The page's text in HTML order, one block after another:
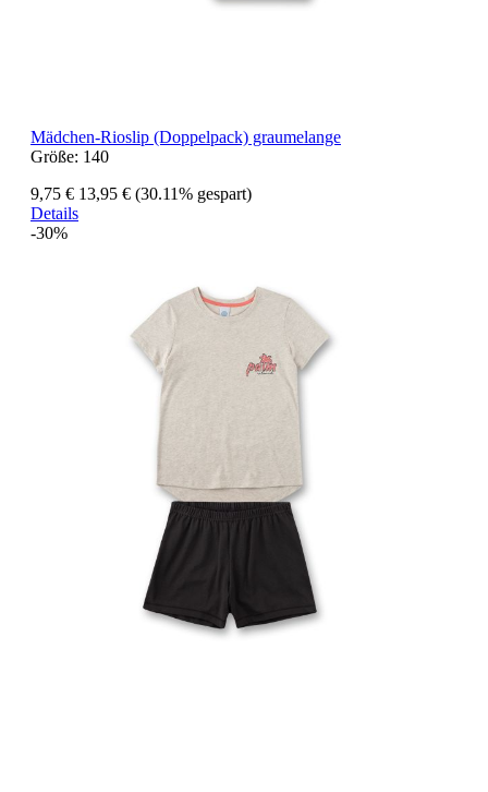
Mädchen-Rioslip (Doppelpack) graumelange
Größe: 140
9,75 € 13,95 € (30.11% gespart)
Details
-30%